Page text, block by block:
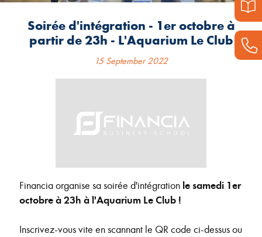
Soirée d'intégration - 1er octobre à
partir de 23h - L'Aquarium Le Club
15 September 2022
Financia organise sa soirée d'intégration le samedi 1er
octobre à 23h à l'Aquarium Le Club !
Inscrivez-vous vite en scannant le QR code ci-dessus ou